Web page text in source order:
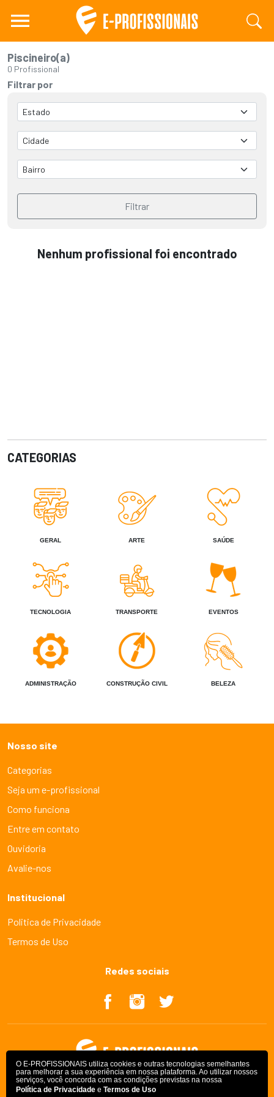
O E-PROFISSIONAIS utiliza cookies e outras tecnologias semelhantes
para melhorar a sua experiência em nossa plataforma. Ao utilizar nossos
serviços, você concorda com as condições previstas na nossa
Política de Privacidade e Termos de Uso
Piscineiro(a)
0 Profissional
Filtrar por
Filtrar
Nenhum profissional foi encontrado
CATEGORIAS
GERAL ARTE SAÚDE
TECNOLOGIA TRANSPORTE EVENTOS
ADMINISTRAÇÃO CONSTRUÇÃO CIVIL BELEZA
Nosso site
Categorias
Seja um e-profissional
Como funciona
Entre em contato
Ouvidoria
Avalie-nos
Institucional
Politica de Privacidade
Termos de Uso
Redes sociais